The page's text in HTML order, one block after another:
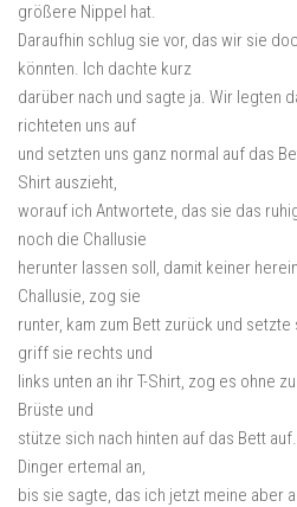
größere Nippel hat.
Daraufhin schlug sie vor, das wir sie
könnten. Ich dachte kurz
darüber nach und sagte ja. Wir legten
richteten uns auf
und setzten uns ganz normal auf das
Shirt auszieht,
worauf ich Antwortete, das sie das
noch die Challusie
herunter lassen soll, damit keiner
Challusie, zog sie
runter, kam zum Bett zurück und
griff sie rechts und
links unten an ihr T-Shirt, zog es ohne
Brüste und
stütze sich nach hinten auf das Bett
Dinger ertemal an,
bis sie sagte, das ich jetzt meine aber